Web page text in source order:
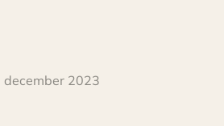
december 2023